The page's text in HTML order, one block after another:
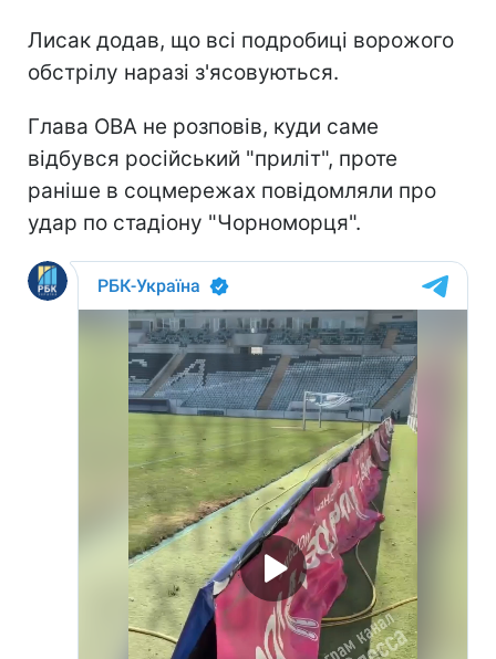
Лисак додав, що всі подробиці ворожого
обстрілу наразі з'ясовуються.
Глава ОВА не розповів, куди саме
відбувся російський "приліт", проте
раніше в соцмережах повідомляли про
удар по стадіону "Чорноморця".